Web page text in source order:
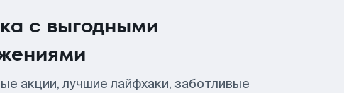
с выгодными
акции, лучшие лайфхаки, заботливые